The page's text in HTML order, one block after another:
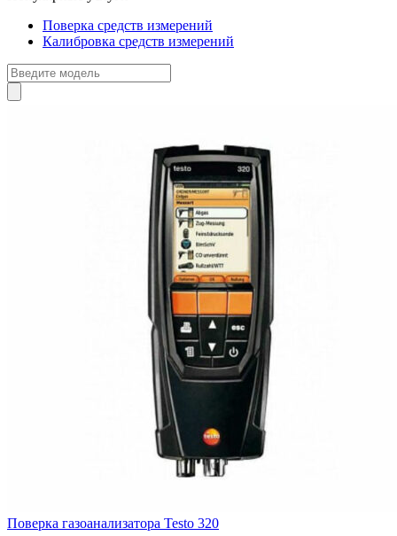
Поверка средств измерений
Калибровка средств измерений
Поверка газоанализатора Testo 320